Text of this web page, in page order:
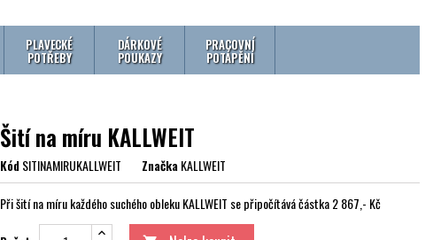
PLAVECKÉ
POTŘEBY
DÁRKOVÉ
POUKAZY
PRACOVNÍ
POTÁPĚNÍ
Šití na míru KALLWEIT
KódSITINAMIRUKALLWEIT ZnačkaKALLWEIT
Při šití na míru každého suchého obleku KALLWEIT se připočítává částka 2 867,- Kč